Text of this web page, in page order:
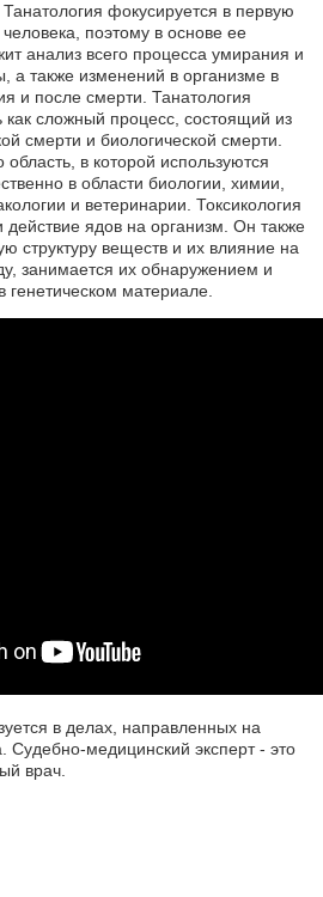
фокусируется в первую
поэтому в основе ее
анализ всего процесса умирания и
а также изменений в организме в
и после смерти. Танатология
как сложный процесс, состоящий из
смерти и биологической смерти.
область, в которой используются
в области биологии, химии,
и ветеринарии. Токсикология
действие ядов на организм. Он также
структуру веществ и их влияние на
занимается их обнаружением и
генетическом материале.
в делах, направленных на
Судебно-медицинский эксперт - это
врач.